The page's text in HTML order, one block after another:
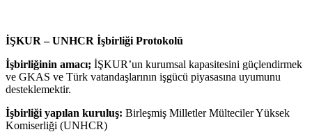
İŞKUR – UNHCR İşbirliği Protokolü
İşbirliğinin amacı; İŞKUR’un kurumsal kapasitesini güçlendirmek
ve GKAS ve Türk vatandaşlarının işgücü piyasasına uyumunu
desteklemektir.
İşbirliği yapılan kuruluş: Birleşmiş Milletler Mülteciler Yüksek
Komiserliği (UNHCR)